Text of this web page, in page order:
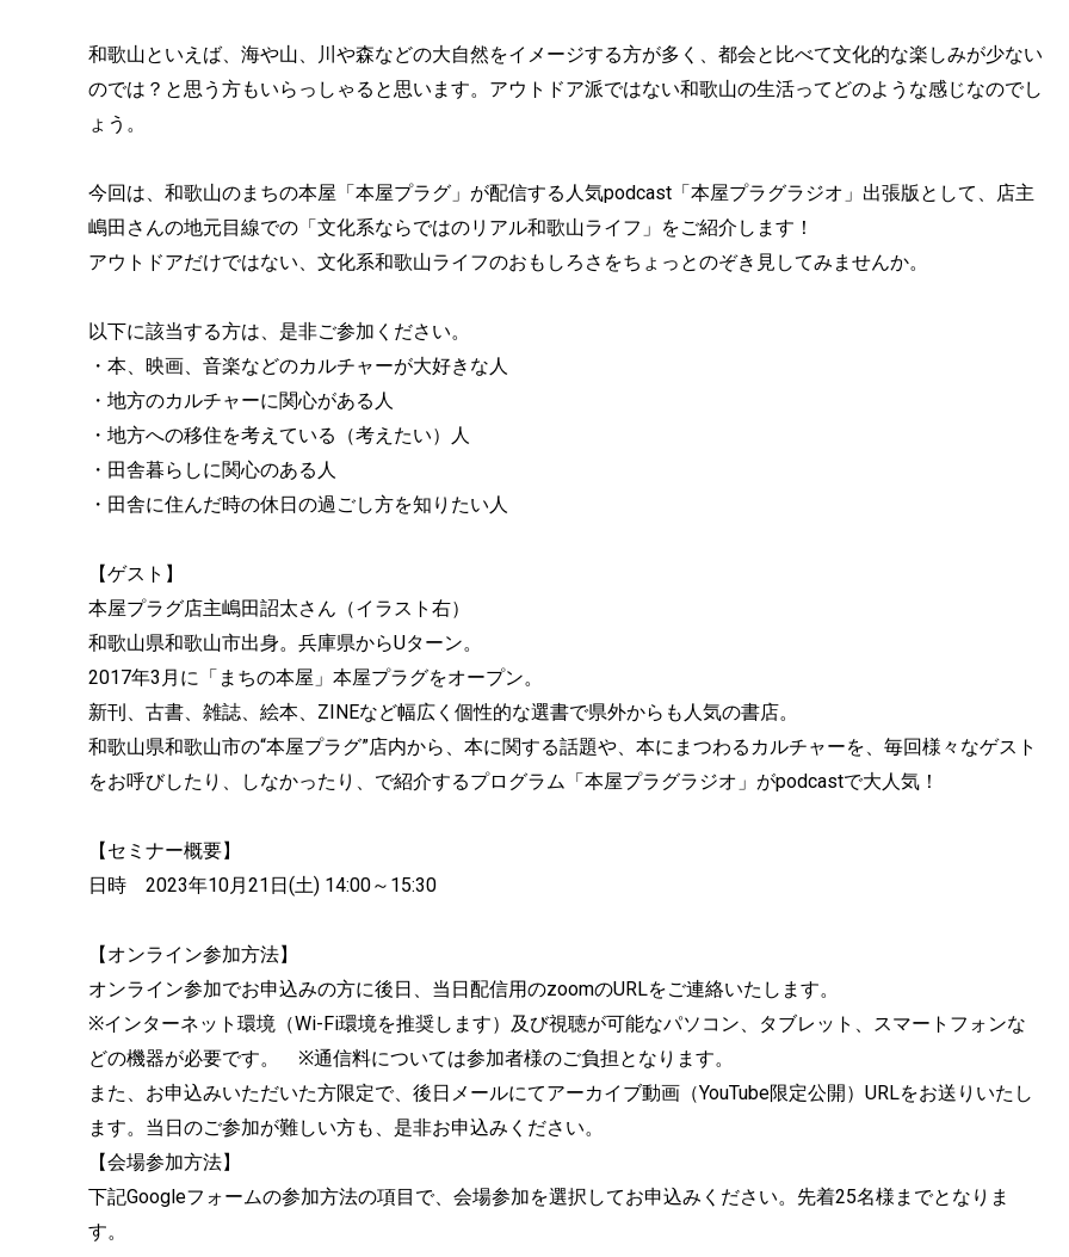
和歌山といえば、海や山、川や森などの大自然をイメージする方が多く、都会と比べて文化的な楽しみが少ない
のでは？と思う方もいらっしゃると思います。アウトドア派ではない和歌山の生活ってどのような感じなのでし
ょう。
今回は、和歌山のまちの本屋「本屋プラグ」が配信する人気podcast「本屋プラグラジオ」出張版として、店主
嶋田さんの地元目線での「文化系ならではのリアル和歌山ライフ」をご紹介します！
アウトドアだけではない、文化系和歌山ライフのおもしろさをちょっとのぞき見してみませんか。
以下に該当する方は、是非ご参加ください。
・本、映画、音楽などのカルチャーが大好きな人
・地方のカルチャーに関心がある人
・地方への移住を考えている（考えたい）人
・田舎暮らしに関心のある人
・田舎に住んだ時の休日の過ごし方を知りたい人
【ゲスト】
本屋プラグ店主嶋田詔太さん（イラスト右）
和歌山県和歌山市出身。兵庫県からUターン。
2017年3月に「まちの本屋」本屋プラグをオープン。
新刊、古書、雑誌、絵本、ZINEなど幅広く個性的な選書で県外からも人気の書店。
和歌山県和歌山市の“本屋プラグ”店内から、本に関する話題や、本にまつわるカルチャーを、毎回様々なゲスト
をお呼びしたり、しなかったり、で紹介するプログラム「本屋プラグラジオ」がpodcastで大人気！
【セミナー概要】
日時 2023年10月21日(土) 14:00～15:30
【オンライン参加方法】
オンライン参加でお申込みの方に後日、当日配信用のzoomのURLをご連絡いたします。
※インターネット環境（Wi-Fi環境を推奨します）及び視聴が可能なパソコン、タブレット、スマートフォンな
どの機器が必要です。 ※通信料については参加者様のご負担となります。
また、お申込みいただいた方限定で、後日メールにてアーカイブ動画（YouTube限定公開）URLをお送りいたし
ます。当日のご参加が難しい方も、是非お申込みください。
【会場参加方法】
下記Googleフォームの参加方法の項目で、会場参加を選択してお申込みください。先着25名様までとなりま
す。